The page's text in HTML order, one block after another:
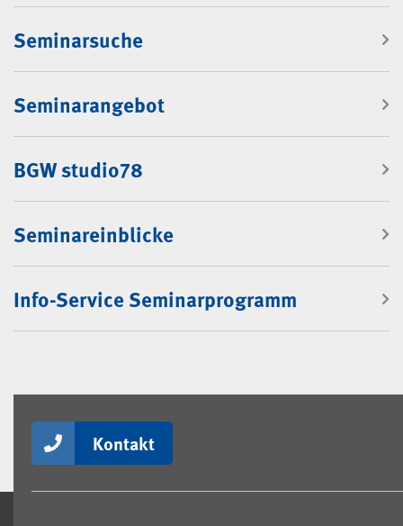
Seminarsuche
Seminarangebot
BGW studio78
Seminareinblicke
Info-Service Seminarprogramm
Kontakt